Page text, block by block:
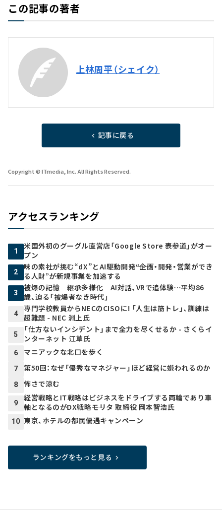
この記事の著者
上林周平（シェイク）
記事に戻る
Copyright © ITmedia, Inc. All Rights Reserved.
アクセスランキング
1
米国外初のグーグル直営店「Google Store 表参道」がオー
プン
2
味の素社が挑む“dX”とAI駆動開発――“企画・開発・営業ができ
る人財”が新規事業を加速する
3
被爆の記憶 継承多様化 AI対話、VRで追体験…平均86
歳、迫る「被爆者なき時代」
4
専門学校教員からNECのCISOに! 「人生は筋トレ」、訓練は
超難題 - NEC 淵上氏
5
「仕方ないインシデント」まで全力を尽くせるか - さくらイ
ンターネット 江草氏
6 マニアックな北口を歩く
7 第50回：なぜ「優秀なマネジャー」ほど経営に嫌われるのか
8 怖さで涼む
9
経営戦略とIT戦略はビジネスをドライブする両輪であり車
軸となるのがDX戦略――モリタ 取締役 岡本智浩氏
10 東京、ホテルの都民優遇キャンペーン
ランキングをもっと見る